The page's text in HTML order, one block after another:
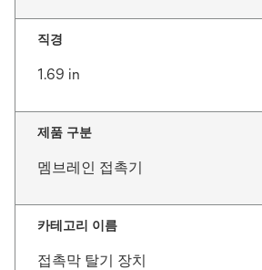
직경
1.69 in
제품 구분
멤브레인 접촉기
카테고리 이름
접촉막 탈기 장치